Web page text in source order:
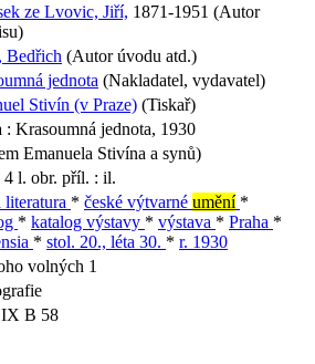
ze Lvovic, Jiří, 1871-1951 (Autor
Bedřich (Autor úvodu atd.)
jednota (Nakladatel, vydavatel)
Stivín (v Praze) (Tiskař)
: Krasoumná jednota, 1930
Emanuela Stivína a synů)
4 l. obr. příl. : il.
literatura * české výtvarné umění *
* katalog výstavy * výstava * Praha *
* stol. 20., léta 30. * r. 1930
volných 1
B 58